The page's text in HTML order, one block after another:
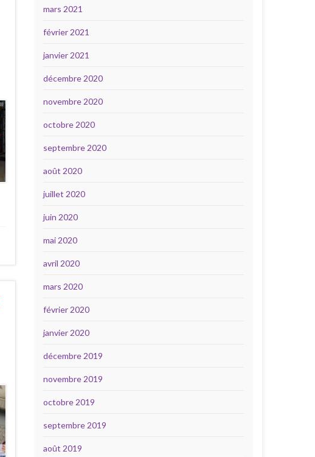
mars 2021
février 2021
janvier 2021
décembre 2020
novembre 2020
octobre 2020
septembre 2020
août 2020
juillet 2020
juin 2020
mai 2020
avril 2020
mars 2020
février 2020
janvier 2020
décembre 2019
novembre 2019
octobre 2019
septembre 2019
août 2019